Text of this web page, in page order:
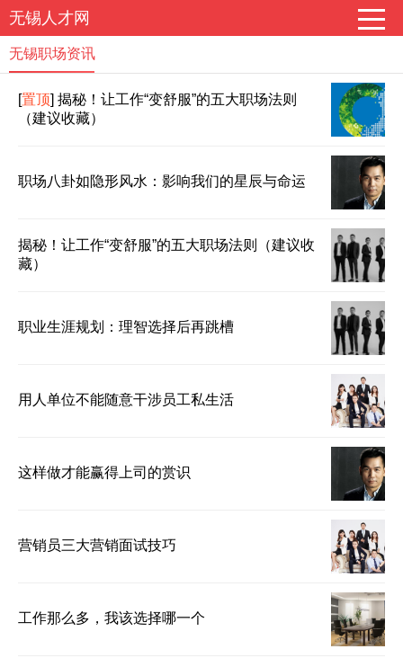
无锡人才网
无锡职场资讯
[置顶] 揭秘！让工作“变舒服”的五大职场法则
（建议收藏）
职场八卦如隐形风水：影响我们的星辰与命运
揭秘！让工作“变舒服”的五大职场法则（建议收
藏）
职业生涯规划：理智选择后再跳槽
用人单位不能随意干涉员工私生活
这样做才能赢得上司的赏识
营销员三大营销面试技巧
工作那么多，我该选择哪一个